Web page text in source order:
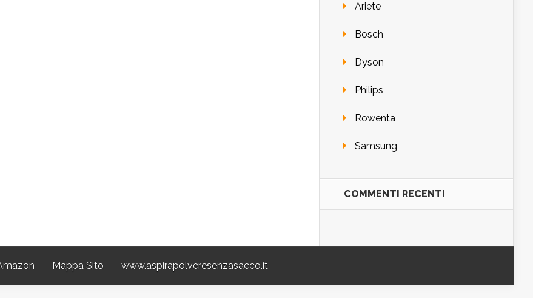
Ariete
Bosch
Dyson
Philips
Rowenta
Samsung
COMMENTI RECENTI
Mappa Sito www.aspirapolveresenzasacco.it